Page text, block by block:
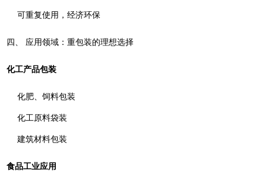
可重复使用，经济环保
四、 应用领域：重包装的理想选择
化工产品包装
化肥、饲料包装
化工原料袋装
建筑材料包装
食品工业应用